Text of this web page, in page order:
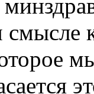
смысле